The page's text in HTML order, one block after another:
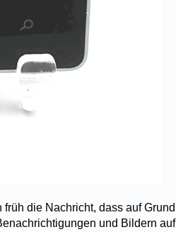
die Nachricht, dass auf Grund
und Bildern auf